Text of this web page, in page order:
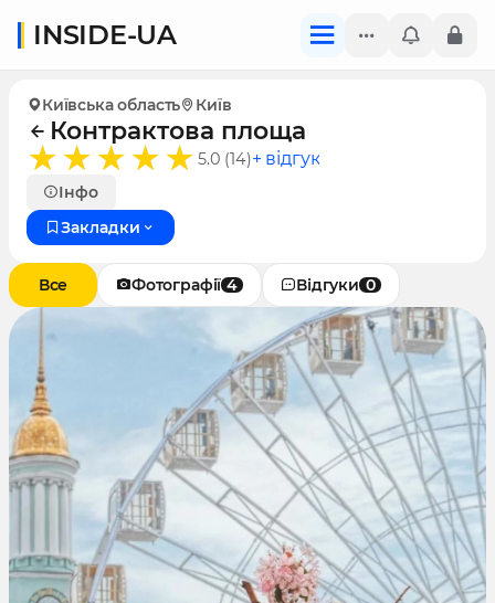
INSIDE-UA
Київська область Київ
Контрактова площа
5.0 (14)+ відгук
Інфо
Закладки
Все Фотографії 4 Відгуки 0